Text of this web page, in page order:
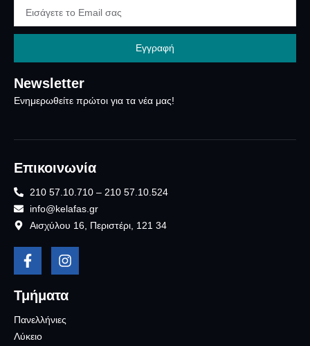
Newsletter
Ενημερωθείτε πρώτοι για τα νέα μας!
Εγγραφή
Επικοινωνία
210 57.10.710 – 210 57.10.524
info@kelafas.gr
Αισχύλου 16, Περιστέρι, 121 34
Τμήματα
Πανελλήνιες
Λύκειο